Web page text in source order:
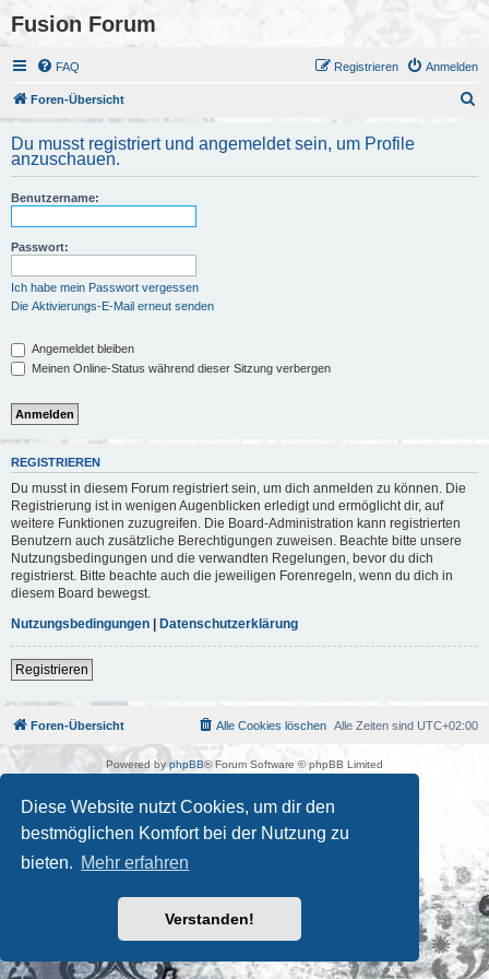
Diese Website nutzt Cookies, um dir den
bestmöglichen Komfort bei der Nutzung zu
bieten. Mehr erfahren
Verstanden!
Fusion Forum
FAQ Anmelden
Registrieren
Foren-Übersicht
h
Du musst registriert und angemeldet sein, um Profile
anzuschauen.
Benutzername:
Passwort:
Ich habe mein Passwort vergessen
Die Aktivierungs-E-Mail erneut senden
Angemeldet bleiben
Meinen Online-Status während dieser Sitzung verbergen
REGISTRIEREN
Du musst in diesem Forum registriert sein, um dich anmelden zu können. Die
Registrierung ist in wenigen Augenblicken erledigt und ermöglicht dir, auf
weitere Funktionen zuzugreifen. Die Board-Administration kann registrierten
Benutzern auch zusätzliche Berechtigungen zuweisen. Beachte bitte unsere
Nutzungsbedingungen und die verwandten Regelungen, bevor du dich
registrierst. Bitte beachte auch die jeweiligen Forenregeln, wenn du dich in
diesem Board bewegst.
Nutzungsbedingungen | Datenschutzerklärung
Registrieren
Foren-Übersicht Alle Zeiten sind UTC+02:00
Alle Cookies löschen
Powered by phpBB® Forum Software © phpBB Limited
Kulturkosmos Müritz e.V|Fusion Festival|Mastodon